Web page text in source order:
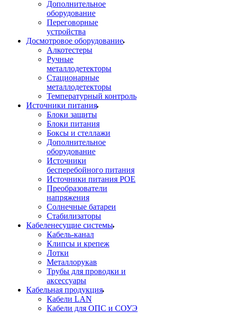
Дополнительное
оборудование
Переговорные
устройства
Досмотровое оборудование
Алкотестеры
Ручные
металлодетекторы
Стационарные
металлодетекторы
Температурный контроль
Источники питания
Блоки защиты
Блоки питания
Боксы и стеллажи
Дополнительное
оборудование
Источники
бесперебойного питания
Источники питания POE
Преобразователи
напряжения
Солнечные батареи
Стабилизаторы
Кабеленесущие системы
Кабель-канал
Клипсы и крепеж
Лотки
Металлорукав
Трубы для проводки и
аксессуары
Кабельная продукция
Кабели LAN
Кабели для ОПС и СОУЭ